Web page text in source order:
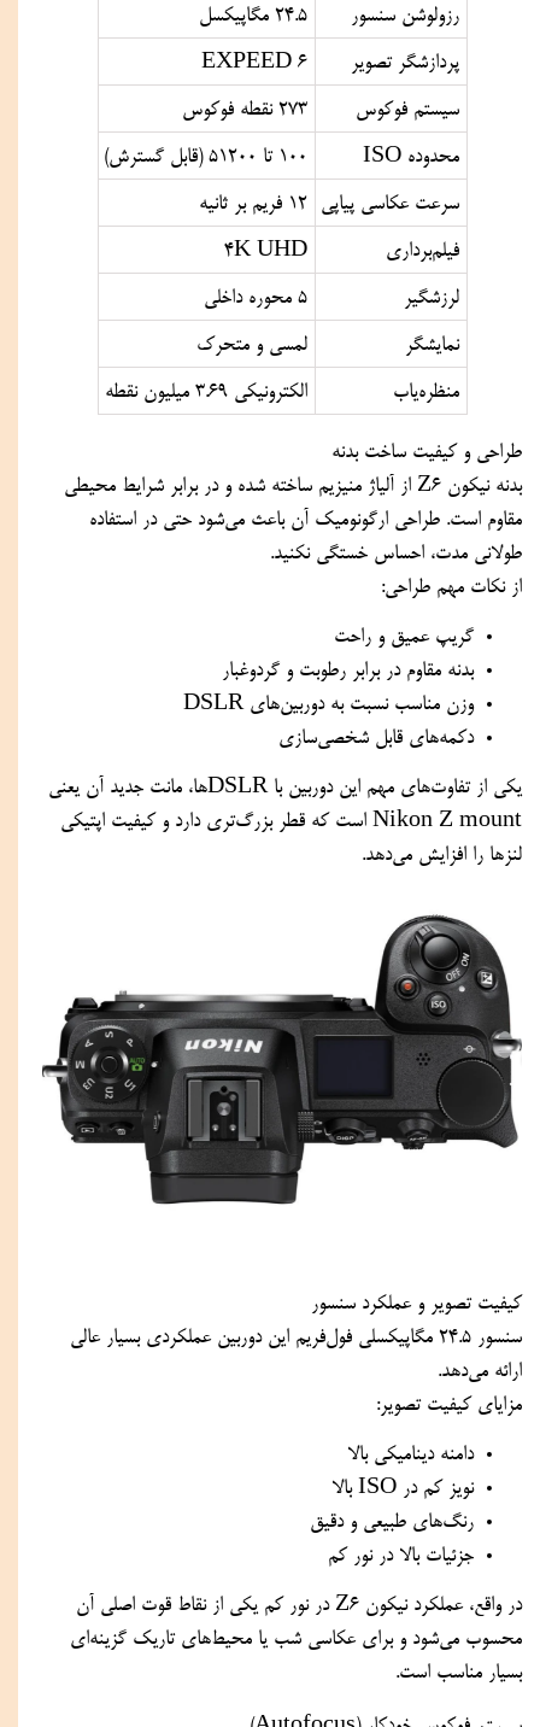
رزولوشن سنسور
24.5 مگاپیکسل
پردازشگر تصویر
EXPEED 6
سیستم فوکوس
273 نقطه فوکوس
محدوده ISO
100 تا 51200 (قابل گسترش)
سرعت عکاسی پیاپی 12 فریم بر ثانیه
فیلم‌برداری
4K UHD
لرزشگیر
5 محوره داخلی
نمایشگر
لمسی و متحرک
منظره‌یاب
الکترونیکی 3.69 میلیون نقطه
طراحی و کیفیت ساخت بدنه
بدنه نیکون Z6 از آلیاژ منیزیم ساخته شده و در برابر شرایط محیطی
مقاوم است. طراحی ارگونومیک آن باعث می‌شود حتی در استفاده
طولانی مدت، احساس خستگی نکنید.
از نکات مهم طراحی:
گریپ عمیق و راحت
بدنه مقاوم در برابر رطوبت و گردوغبار
وزن مناسب نسبت به دوربین‌های DSLR
دکمه‌های قابل شخصی‌سازی
یکی از تفاوت‌های مهم این دوربین با DSLRها، مانت جدید آن یعنی
Nikon Z mount است که قطر بزرگ‌تری دارد و کیفیت اپتیکی
لنزها را افزایش می‌دهد.
کیفیت تصویر و عملکرد سنسور
سنسور 24.5 مگاپیکسلی فول‌فریم این دوربین عملکردی بسیار عالی
ارائه می‌دهد.
مزایای کیفیت تصویر:
دامنه دینامیکی بالا
نویز کم در ISO بالا
رنگ‌های طبیعی و دقیق
جزئیات بالا در نور کم
در واقع، عملکرد نیکون Z6 در نور کم یکی از نقاط قوت اصلی آن
محسوب می‌شود و برای عکاسی شب یا محیط‌های تاریک گزینه‌ای
بسیار مناسب است.